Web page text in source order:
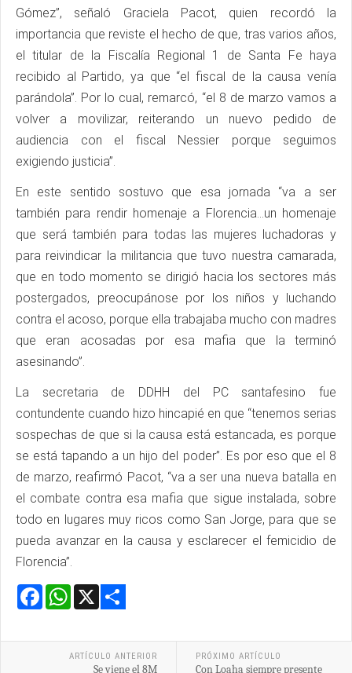
Gómez”, señaló Graciela Pacot, quien recordó la
importancia que reviste el hecho de que, tras varios años,
el titular de la Fiscalía Regional 1 de Santa Fe haya
recibido al Partido, ya que “el fiscal de la causa venía
parándola”. Por lo cual, remarcó, “el 8 de marzo vamos a
volver a movilizar, reiterando un nuevo pedido de
audiencia con el fiscal Nessier porque seguimos
exigiendo justicia”.
En este sentido sostuvo que esa jornada “va a ser
también para rendir homenaje a Florencia…un homenaje
que será también para todas las mujeres luchadoras y
para reivindicar la militancia que tuvo nuestra camarada,
que en todo momento se dirigió hacia los sectores más
postergados, preocupánose por los niños y luchando
contra el acoso, porque ella trabajaba mucho con madres
que eran acosadas por esa mafia que la terminó
asesinando”.
La secretaria de DDHH del PC santafesino fue
contundente cuando hizo hincapié en que “tenemos serias
sospechas de que si la causa está estancada, es porque
se está tapando a un hijo del poder”. Es por eso que el 8
de marzo, reafirmó Pacot, “va a ser una nueva batalla en
el combate contra esa mafia que sigue instalada, sobre
todo en lugares muy ricos como San Jorge, para que se
pueda avanzar en la causa y esclarecer el femicidio de
Florencia”.
Facebook
WhatsApp
ARTÍCULO ANTERIOR
Se viene el 8M
PRÓXIMO ARTÍCULO
Con Loaha siempre presente